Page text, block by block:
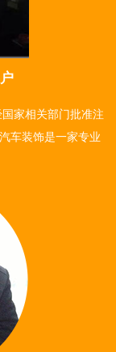
家相关部门批准注
车装饰是一家专业